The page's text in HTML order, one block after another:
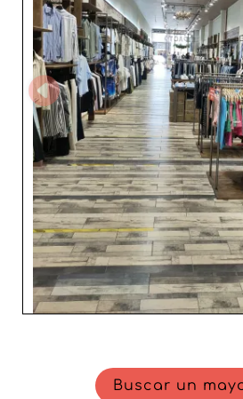
prioriza un servicio de atención al
logística eficiente. Así, los
colaboración basada en la
satisfacción duradera. Con Moda Barcelona, enriquece tu
catálogo de moda femenina
a tus clientas una moda
accesible.
Buscar un